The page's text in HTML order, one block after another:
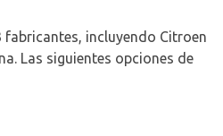
fabricantes, incluyendo Citroen
Las siguientes opciones de